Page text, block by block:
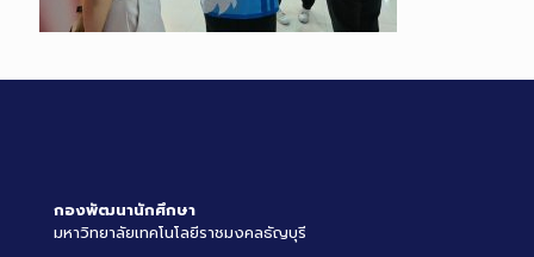
กองพัฒนานักศึกษา
มหาวิทยาลัยเทคโนโลยีราชมงคลธัญบุรี